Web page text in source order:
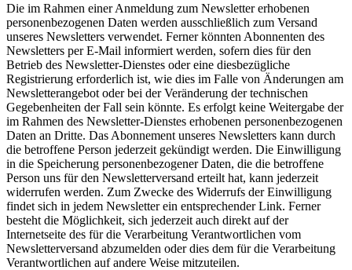
Die im Rahmen einer Anmeldung zum Newsletter erhobenen
personenbezogenen Daten werden ausschließlich zum Versand
unseres Newsletters verwendet. Ferner könnten Abonnenten des
Newsletters per E-Mail informiert werden, sofern dies für den
Betrieb des Newsletter-Dienstes oder eine diesbezügliche
Registrierung erforderlich ist, wie dies im Falle von Änderungen am
Newsletterangebot oder bei der Veränderung der technischen
Gegebenheiten der Fall sein könnte. Es erfolgt keine Weitergabe der
im Rahmen des Newsletter-Dienstes erhobenen personenbezogenen
Daten an Dritte. Das Abonnement unseres Newsletters kann durch
die betroffene Person jederzeit gekündigt werden. Die Einwilligung
in die Speicherung personenbezogener Daten, die die betroffene
Person uns für den Newsletterversand erteilt hat, kann jederzeit
widerrufen werden. Zum Zwecke des Widerrufs der Einwilligung
findet sich in jedem Newsletter ein entsprechender Link. Ferner
besteht die Möglichkeit, sich jederzeit auch direkt auf der
Internetseite des für die Verarbeitung Verantwortlichen vom
Newsletterversand abzumelden oder dies dem für die Verarbeitung
Verantwortlichen auf andere Weise mitzuteilen.